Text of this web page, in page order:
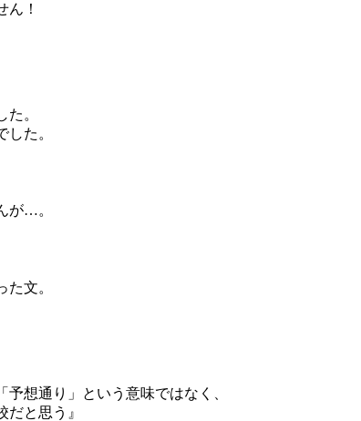
ん！
。
た。
が…。
文。
想通り」という意味ではなく、
と思う』